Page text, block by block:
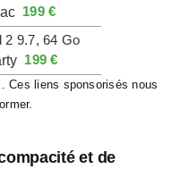
199 €
2 9.7, 64 Go
199 €
Ces liens sponsorisés nous
et de